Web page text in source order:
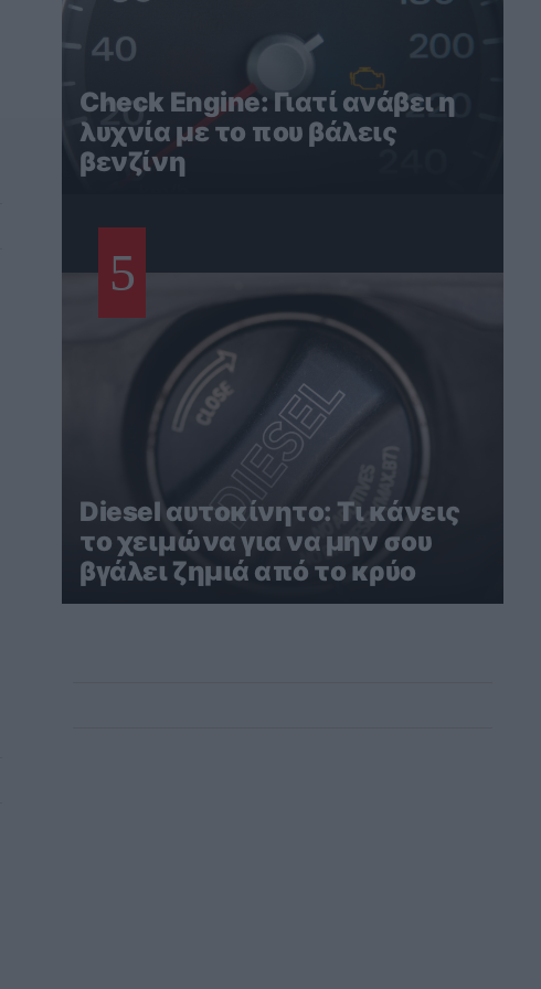
Check Engine: Γιατί ανάβει η
λυχνία με το που βάλεις
βενζίνη
5
Diesel αυτοκίνητο: Τι κάνεις
το χειμώνα για να μην σου
βγάλει ζημιά από το κρύο